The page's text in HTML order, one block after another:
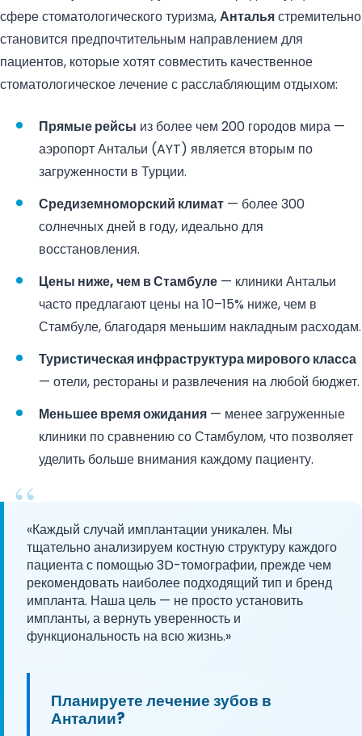
сфере стоматологического туризма,Антальястремительно
становится предпочтительным направлением для
пациентов, которые хотят совместить качественное
стоматологическое лечение с расслабляющим отдыхом:
Прямые рейсы из более чем 200 городов мира —
аэропорт Антальи (AYT) является вторым по
загруженности в Турции.
Средиземноморский климат — более 300
солнечных дней в году, идеально для
восстановления.
Цены ниже, чем в Стамбуле — клиники Антальи
часто предлагают цены на 10–15% ниже, чем в
Стамбуле, благодаря меньшим накладным расходам.
Туристическая инфраструктура мирового класса
— отели, рестораны и развлечения на любой бюджет.
Меньшее время ожидания — менее загруженные
клиники по сравнению со Стамбулом, что позволяет
уделить больше внимания каждому пациенту.
«Каждый случай имплантации уникален. Мы
тщательно анализируем костную структуру каждого
пациента с помощью 3D-томографии, прежде чем
рекомендовать наиболее подходящий тип и бренд
импланта. Наша цель — не просто установить
импланты, а вернуть уверенность и
функциональность на всю жизнь.»
Планируете лечение зубов в
Анталии?